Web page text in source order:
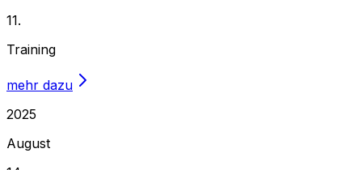
11.
Training
mehr dazu
2025
August